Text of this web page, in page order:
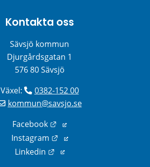
Kontakta oss
Sävsjö kommun
Djurgårdsgatan 1
576 80 Sävsjö
Växel:
0382-152 00
kommun@savsjo.se
Facebook
Länk till annan
Instagram
Länk till annan
Linkedin
Länk till annan webbplats.